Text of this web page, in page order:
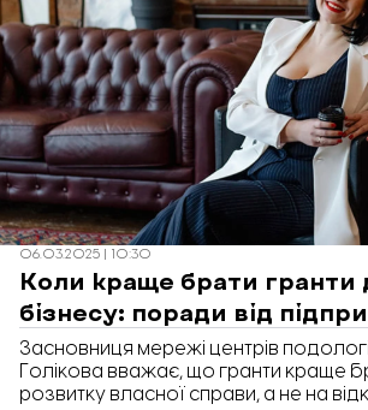
розмові з «Відбудовою. Запоріжжя»
скільки коштувало відкрити б’юті-
серед клієнтів та коли з’явиться
06.03.2025 | 10:30
Коли краще брати гранти
бізнесу: поради від
Засновниця мережі центрів
Голікова вважає, що гранти краще
розвитку власної справи, а не на